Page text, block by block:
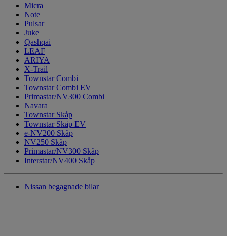
Micra
Note
Pulsar
Juke
Qashqai
LEAF
ARIYA
X-Trail
Townstar Combi
Townstar Combi EV
Primastar/NV300 Combi
Navara
Townstar Skåp
Townstar Skåp EV
e-NV200 Skåp
NV250 Skåp
Primastar/NV300 Skåp
Interstar/NV400 Skåp
Nissan begagnade bilar